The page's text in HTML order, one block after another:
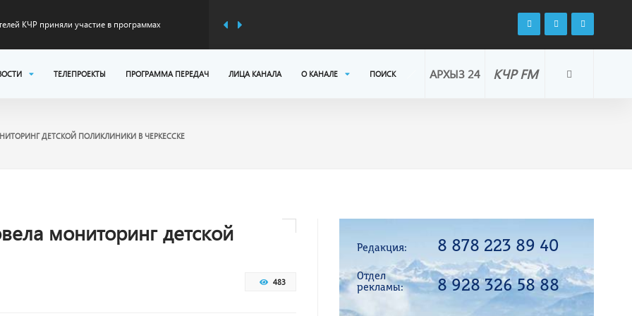
полугодии 2026 года
федеральной трассы А-156 на
КЧР FM
АРХЫЗ 24
ТЕЛЕПРОЕКТЫ ПРОГРАММА ПЕРЕДАЧ ЛИЦА КАНАЛА О КАНАЛЕ ПОИСК
ДЕТСКОЙ ПОЛИКЛИНИКИ В ЧЕРКЕССКЕ
мониторинг детской
483
Редакция: 8 878 223 89 40
Отдел
рекламы:
8 928 326 58 88